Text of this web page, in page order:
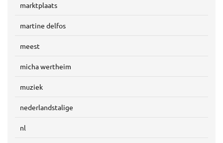
marktplaats
martine delfos
meest
micha wertheim
muziek
nederlandstalige
nl